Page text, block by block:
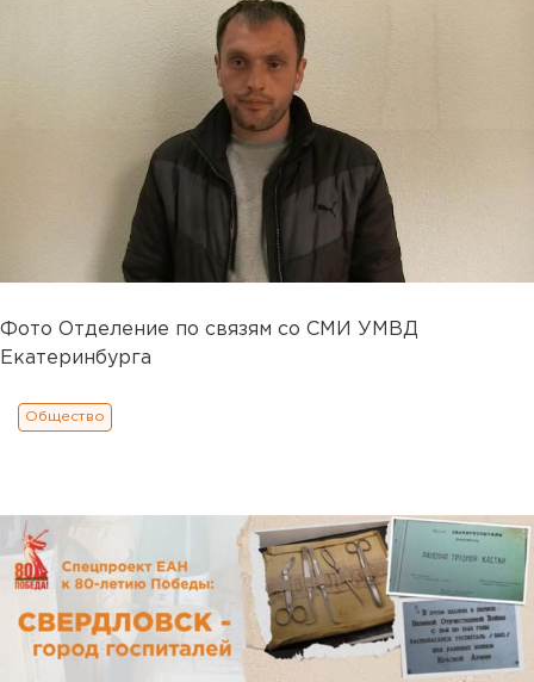
Фото Отделение по связям со СМИ УМВД
Екатеринбурга
Общество